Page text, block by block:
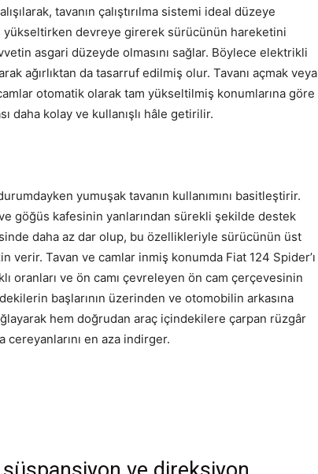
tavanın çalıştırılma sistemi ideal düzeye
yükseltirken devreye girerek sürücünün hareketini
asgari düzeyde olmasını sağlar. Böylece elektrikli
ağırlıktan da tasarruf edilmiş olur. Tavanı açmak veya
otomatik olarak tam yükseltilmiş konumlarına göre
daha kolay ve kullanışlı hâle getirilir.
yumuşak tavanın kullanımını basitleştirir.
göğüs kafesinin yanlarından sürekli şekilde destek
daha az dar olup, bu özellikleriyle sürücünün üst
verir. Tavan ve camlar inmiş konumda Fiat 124 Spider’ı
oranları ve ön camı çevreleyen ön cam çerçevesinin
başlarının üzerinden ve otomobilin arkasına
hem doğrudan araç içindekilere çarpan rüzgâr
cereyanlarını en aza indirger.